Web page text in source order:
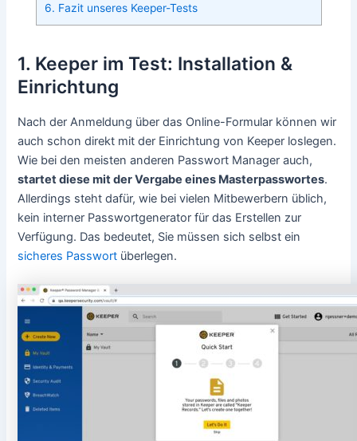
6. Fazit unseres Keeper-Tests
1. Keeper im Test: Installation &
Einrichtung
Nach der Anmeldung über das Online-Formular können wir
auch schon direkt mit der Einrichtung von Keeper loslegen.
Wie bei den meisten anderen Passwort Manager auch,
startet diese mit der Vergabe eines Masterpasswortes.
Allerdings steht dafür, wie bei vielen Mitbewerbern üblich,
kein interner Passwortgenerator für das Erstellen zur
Verfügung. Das bedeutet, Sie müssen sich selbst ein
sicheres Passwort überlegen.